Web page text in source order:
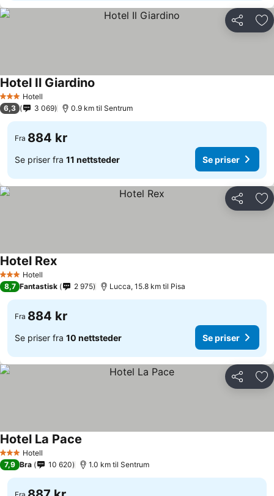
Del
3 StjernerHotell
Hotel Il Giardino
6,3 3 069 0.9 km til Sentrum
Fra 884 kr
Se priser fra 11 nettsteder Se priser
Del
3 StjernerHotell
Hotel Rex
8,7 Fantastisk 2 975 Lucca, 15.8 km til Pisa
Fra 884 kr
Se priser fra 10 nettsteder Se priser
Del
3 StjernerHotell
Hotel La Pace
7,9 Bra 10 620 1.0 km til Sentrum
Fra